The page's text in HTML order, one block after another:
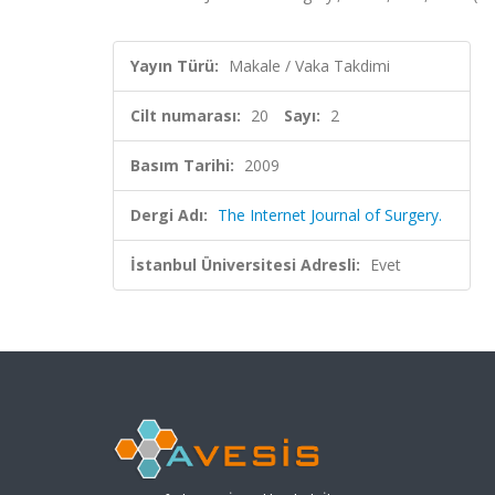
Yayın Türü: Makale / Vaka Takdimi
Cilt numarası: 20 Sayı: 2
Basım Tarihi: 2009
Dergi Adı: The Internet Journal of Surgery.
İstanbul Üniversitesi Adresli: Evet